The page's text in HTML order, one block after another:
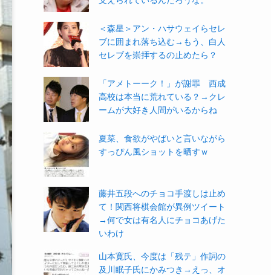
＜森星＞アン・ハサウェイらセレ
ブに囲まれ落ち込む→もう、白人
セレブを崇拝するの止めたら？
「アメトーーク！」が謝罪 西成
高校は本当に荒れている？→クレ
ームが大好き人間がいるからね
夏菜、食欲がやばいと言いながら
すっぴん風ショットを晒すｗ
藤井五段へのチョコ手渡しは止め
て！関西将棋会館が異例ツイート
→何で女は有名人にチョコあげた
いわけ
山本寛氏、今度は「残テ」作詞の
及川眠子氏にかみつき→えっ、オ